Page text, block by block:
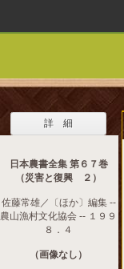
詳 細
日本農書全集 第６７巻
（災害と復興 ２）
佐藤常雄／〔ほか〕編集 --
農山漁村文化協会 -- １９９
８．４
（画像なし）